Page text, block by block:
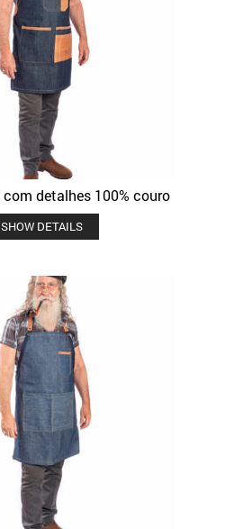
detalhes 100% couro
SHOW DETAILS